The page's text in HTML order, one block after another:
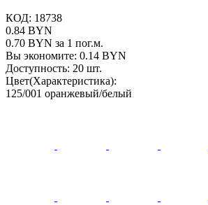
КОД: 18738
0.84 BYN
0.70 BYN за 1 пог.м.
Вы экономите: 0.14 BYN
Доступность: 20 шт.
Цвет(Характеристика):
125/001 оранжевый/белый